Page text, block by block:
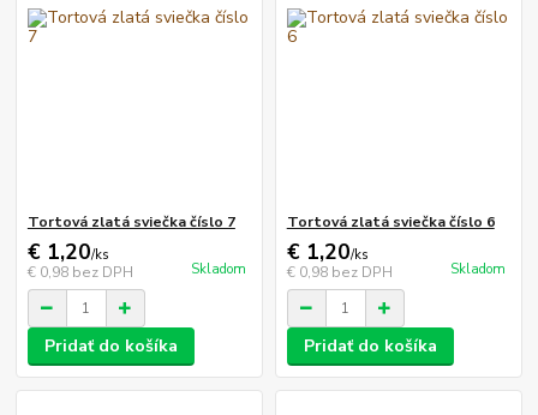
Tortová zlatá sviečka číslo 7
€ 1,20/ks
€ 0,98 bez DPH Skladom
Pridať do košíka
Tortová zlatá sviečka číslo 6
€ 1,20/ks
€ 0,98 bez DPH Skladom
Pridať do košíka